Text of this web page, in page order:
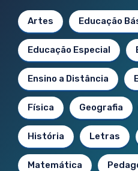
Artes Educação
Educação Especial
Ensino a Distância
Física Geografia
História Letras
Matemática